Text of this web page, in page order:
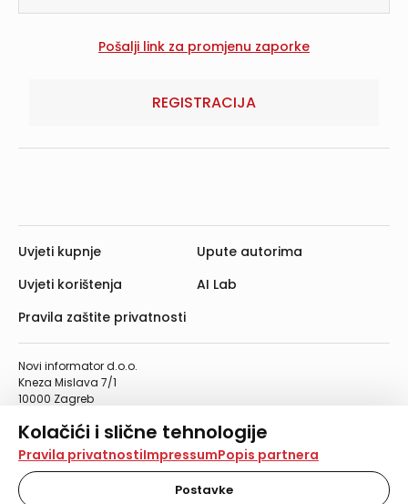
Kolačići i slične tehnologije
Na našoj web stranici koristimo kolačiće i slične
tehnologije za pohranu, čitanje i obradu informacija na
vašem uređaju. Time poboljšavamo korisničko iskustvo,
Pravila privatnostiImpressumPopis partnera
Postavke
REGISTRACIJA
Novi informator d.o.o.
Kneza Mislava 7/1
10000 Zagreb
Telefaks: 01/4612-553
info@informator.hr
PRATITE NAS:
Uvjeti kupnje
Uvjeti korištenja
Pravila zaštite privatnosti
Upute autorima
AI Lab